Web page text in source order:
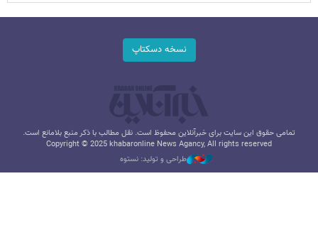
نسخه دسکتاپ
تمامی حقوق این سایت برای خبرآنلاین محفوظ است. نقل مطالب با ذکر منبع بلامانع است.
Copyright © 2025 khabaronline News Agancy, All rights reserved
طراحی و تولید: نستوه